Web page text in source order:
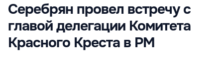
Серебрян провел встречу с
главой делегации Комитета
Красного Креста в РМ